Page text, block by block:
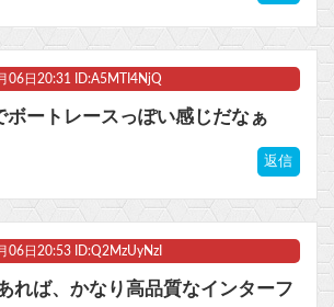
06日20:31 ID:A5MTI4NjQ
ボートレースっぽい感じだなぁ
返信
06日20:53 ID:Q2MzUyNzI
れば、かなり高品質なインターフ